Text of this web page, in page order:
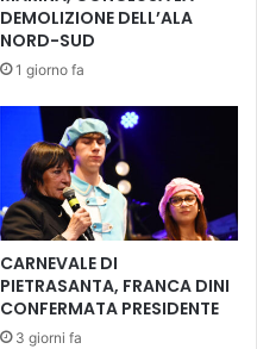
DEMOLIZIONE DELL’ALA
NORD-SUD
1 giorno fa
CARNEVALE DI
PIETRASANTA, FRANCA DINI
CONFERMATA PRESIDENTE
3 giorni fa